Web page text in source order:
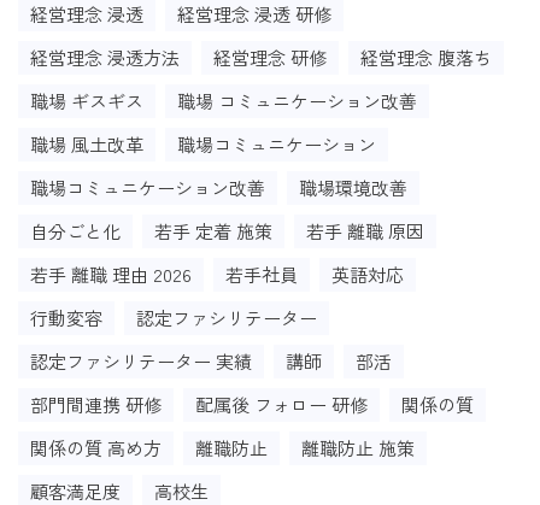
経営理念 浸透
経営理念 浸透 研修
経営理念 浸透方法
経営理念 研修
経営理念 腹落ち
職場 ギスギス
職場 コミュニケーション改善
職場 風土改革
職場コミュニケーション
職場コミュニケーション改善
職場環境改善
自分ごと化
若手 定着 施策
若手 離職 原因
若手 離職 理由 2026
若手社員
英語対応
行動変容
認定ファシリテーター
認定ファシリテーター 実績
講師
部活
部門間連携 研修
配属後 フォロー 研修
関係の質
関係の質 高め方
離職防止
離職防止 施策
顧客満足度
高校生